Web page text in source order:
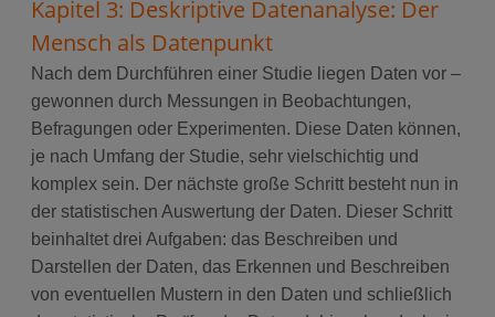
Kapitel 3: Deskriptive Datenanalyse: Der
Mensch als Datenpunkt
Nach dem Durchführen einer Studie liegen Daten vor –
gewonnen durch Messungen in Beobachtungen,
Befragungen oder Experimenten. Diese Daten können,
je nach Umfang der Studie, sehr vielschichtig und
komplex sein. Der nächste große Schritt besteht nun in
der statistischen Auswertung der Daten. Dieser Schritt
beinhaltet drei Aufgaben: das Beschreiben und
Darstellen der Daten, das Erkennen und Beschreiben
von eventuellen Mustern in den Daten und schließlich